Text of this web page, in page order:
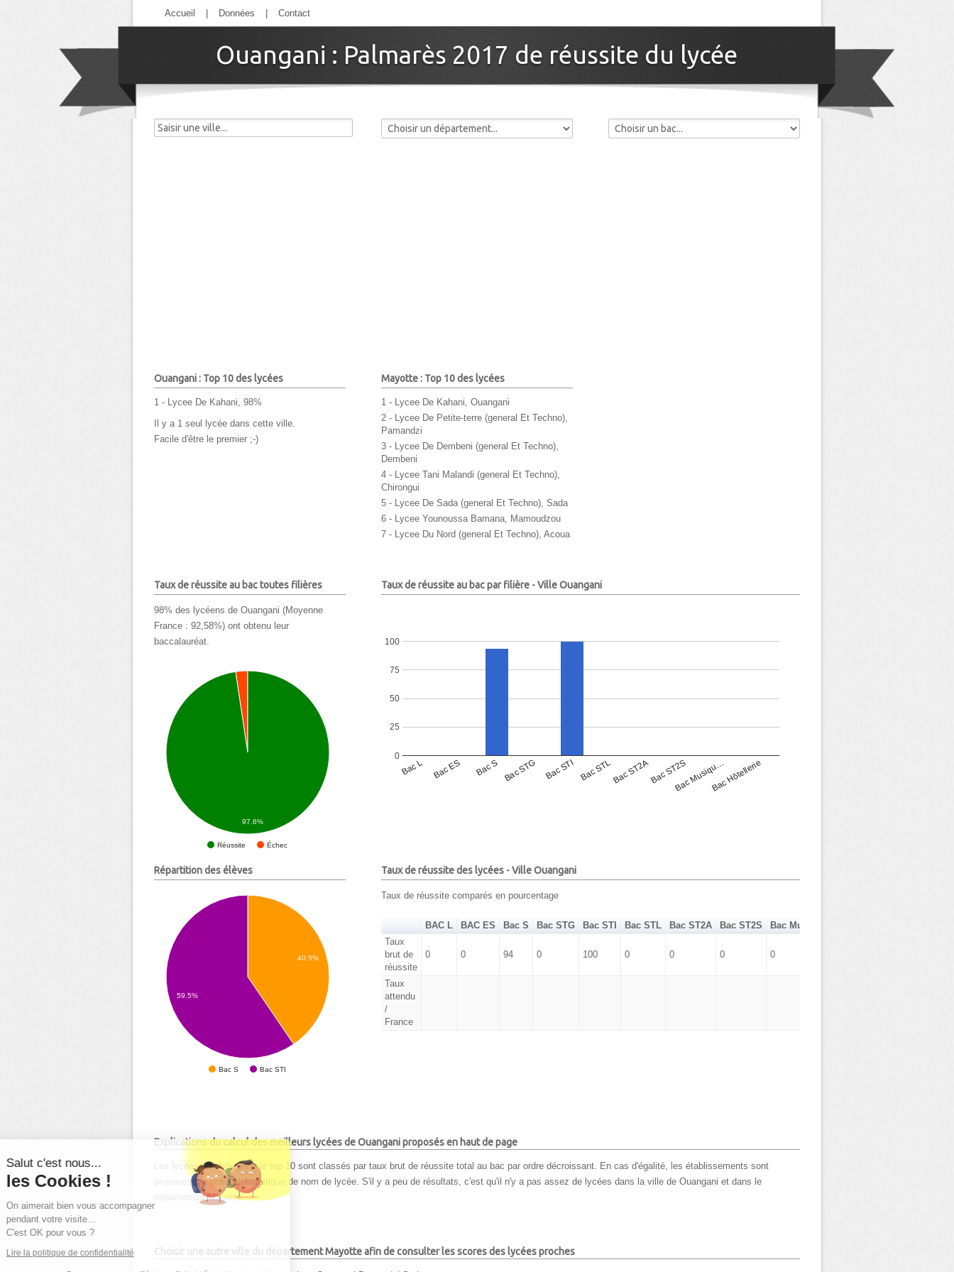
Accueil Données Contact
Ouangani : Palmarès 2017 de réussite du lycée
Ouangani : Top 10 des lycées
1 - Lycee De Kahani, 98%
Il y a 1 seul lycée dans cette ville.
Facile d'être le premier ;-)
Mayotte : Top 10 des lycées
1 - Lycee De Kahani, Ouangani
2 - Lycee De Petite-terre (general Et Techno),
Pamandzi
3 - Lycee De Dembeni (general Et Techno),
Dembeni
4 - Lycee Tani Malandi (general Et Techno),
Chirongui
5 - Lycee De Sada (general Et Techno), Sada
6 - Lycee Younoussa Bamana, Mamoudzou
7 - Lycee Du Nord (general Et Techno), Acoua
Taux de réussite au bac toutes filières
98% des lycéens de Ouangani (Moyenne
France : 92,58%) ont obtenu leur
baccalauréat.
Réussite Échec
97.6%
Taux de réussite au bac par filière - Ville Ouangani
Bac L Bac ES Bac S Bac STG Bac STI Bac STLBac ST2ABac ST2SBac Musiqu…Bac Hôtellerie
0
25
50
75
100
Répartition des élèves
Bac S Bac STI
40.5%
59.5%
Taux de réussite des lycées - Ville Ouangani
Taux de réussite comparés en pourcentage
BAC L BAC ES Bac S Bac STG Bac STI Bac STL Bac ST2A Bac ST2S Bac Musique Danse
Taux
brut de
réussite
0 0 94 0 100 0 0 0 0
Taux
attendu
/
France
Explications du calcul des meilleurs lycées de Ouangani proposés en haut de page
Les lycées affichés dans le top 10 sont classés par taux brut de réussite total au bac par ordre décroissant. En cas d'égalité, les établissements sont
proposés par ordre alphabétique de nom de lycée. S'il y a peu de résultats, c'est qu'il n'y a pas assez de lycées dans la ville de Ouangani et dans le
département Mayotte.
Choisir une autre ville du département Mayotte afin de consulter les scores des lycées proches
Salut c'est nous...
les Cookies !
On aimerait bien vous accompagner
pendant votre visite...
C'est OK pour vous ?
Lire la politique de confidentialité